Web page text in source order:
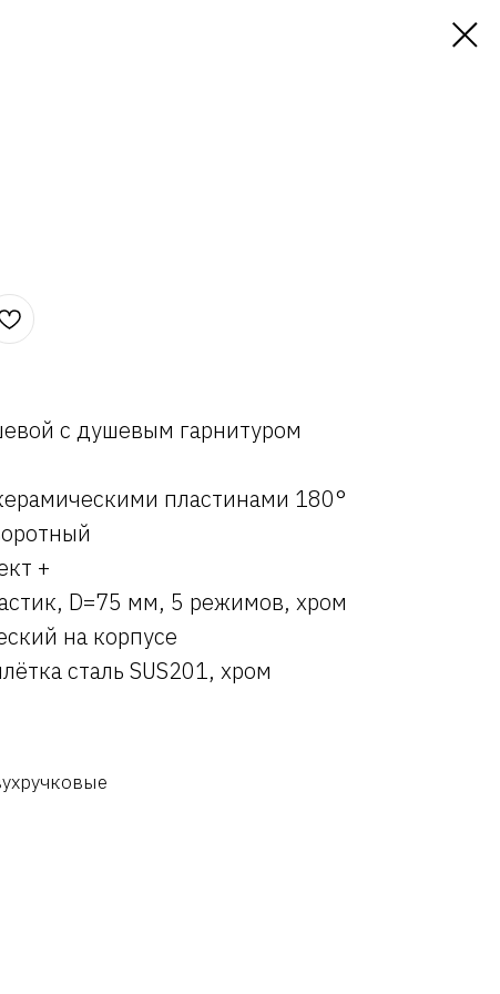
с душевым гарнитуром
пластинами 180°
+
D=75 мм, 5 режимов, хром
на корпусе
сталь SUS201, хром